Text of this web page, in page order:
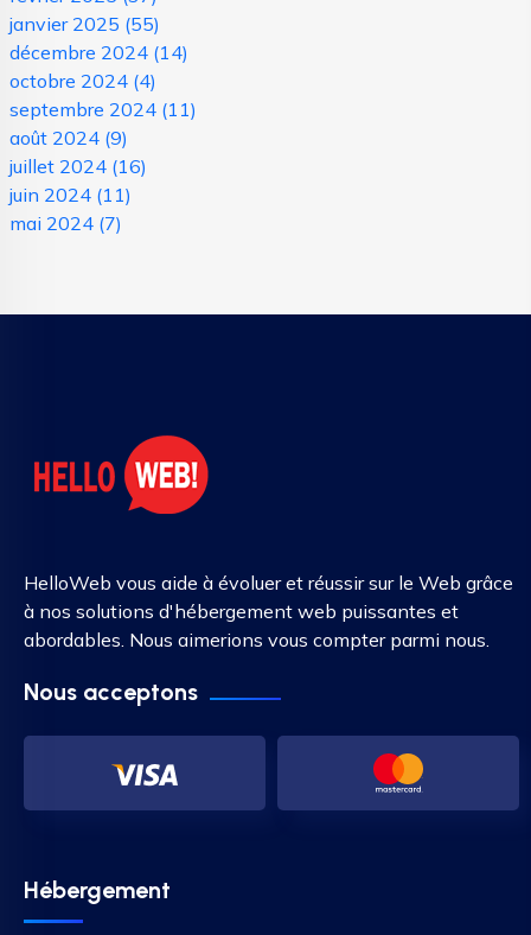
janvier 2025 (55)
décembre 2024 (14)
octobre 2024 (4)
septembre 2024 (11)
août 2024 (9)
juillet 2024 (16)
juin 2024 (11)
mai 2024 (7)
HelloWeb vous aide à évoluer et réussir sur le Web grâce
à nos solutions d'hébergement web puissantes et
abordables. Nous aimerions vous compter parmi nous.
Nous acceptons
Hébergement